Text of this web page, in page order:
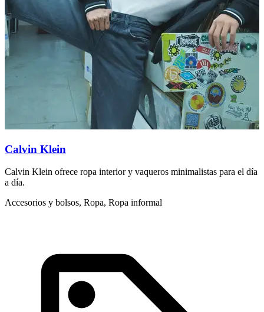
Calvin Klein
Calvin Klein ofrece ropa interior y vaqueros minimalistas para el día
a día.
Accesorios y bolsos, Ropa, Ropa informal